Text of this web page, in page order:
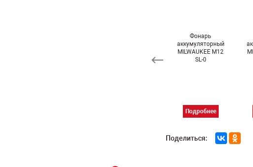
Фонарь
аккумуляторный
MILWAUKEE M12
SL-0
Подробнее
Поделиться: